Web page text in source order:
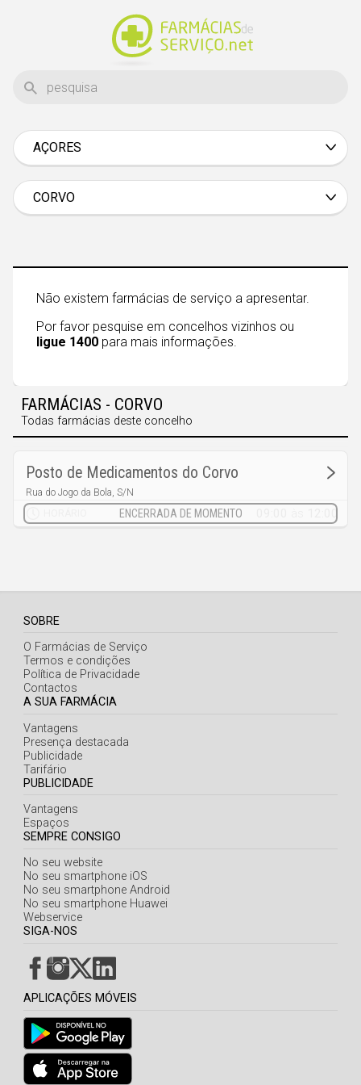
AÇORES
Aveiro
Braga
Coimbra
Évora
Guarda
Leiria
Portalegre
Porto
Viana do Castelo
Vila Real
Viseu
Madeira
Açores
CORVO
Não existem farmácias de serviço a apresentar.
Por favor pesquise em concelhos vizinhos ou
ligue 1400para mais informações.
FARMÁCIAS - CORVO
Todas farmácias deste concelho
Posto de Medicamentos do Corvo
Rua do Jogo da Bola, S/N
Corvo
SOBRE
O Farmácias de Serviço
Termos e condições
Política de Privacidade
Contactos
A SUA FARMÁCIA
Vantagens
Presença destacada
Publicidade
Tarifário
PUBLICIDADE
Vantagens
Espaços
SEMPRE CONSIGO
No seu website
No seu smartphone iOS
No seu smartphone Android
No seu smartphone Huawei
Webservice
SIGA-NOS
APLICAÇÕES MÓVEIS